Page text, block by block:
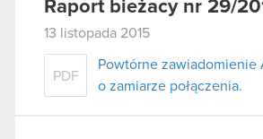
Raport bieżacy nr 29/
13 listopada 2015
PDF
Powtórne zawiadomienie
o zamiarze połączenia.